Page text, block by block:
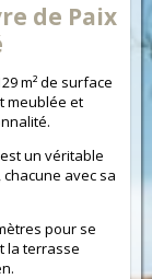
de Paix
m² de surface
meublée et
un véritable
avec sa
pour se
la terrasse